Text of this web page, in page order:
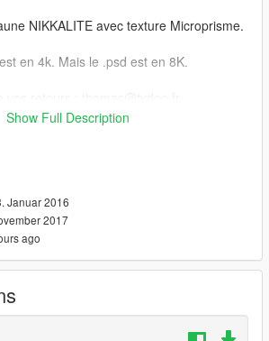
NIKKALITE avec texture Microprisme.
en 4k. Mais le .psd est en 8K.
sur le véhicule sont :
Jaune NIKKALITE avec Microprisme
rouge-jaune-nikkalite-avec-
Show Full Description
Januar 2016
2017
ago